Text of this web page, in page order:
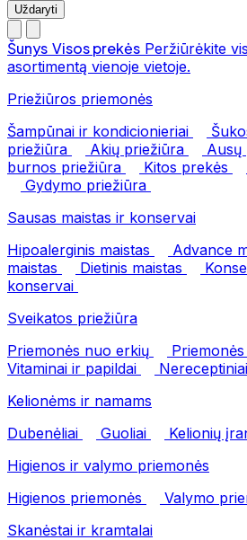
Uždaryti
Šunys Visos prekės Peržiūrėkite
asortimentą vienoje vietoje.
Priežiūros priemonės
Šampūnai ir kondicionieriai
priežiūra
Akių priežiūra Ausų
burnos priežiūra
Kitos prekės
Gydymo priežiūra
Sausas maistas ir konservai
Hipoalerginis maistas
Advance
maistas
Dietinis maistas
konservai
Sveikatos priežiūra
Priemonės nuo erkių
Vitaminai ir papildai
Kelionėms ir namams
Dubenėliai
Guoliai
Kelionių
Higienos ir valymo priemonės
Higienos priemonės
Valymo
Skanėstai ir kramtalai